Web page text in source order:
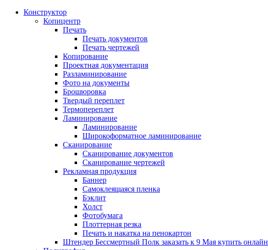
Конструктор
Копицентр
Печать
Печать документов
Печать чертежей
Копирование
Проектная документация
Разламинирование
Фото на документы
Брошюровка
Твердый переплет
Термопереплет
Ламинирование
Ламинирование
Широкоформатное ламинирование
Сканирование
Сканирование документов
Сканирование чертежей
Рекламная продукция
Баннер
Самоклеящаяся пленка
Бэклит
Холст
Фотобумага
Плоттерная резка
Печать и накатка на пенокартон
Штендер Бессмертный Полк заказать к 9 Мая купить онлайн